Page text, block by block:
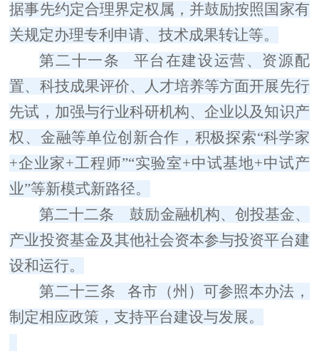
据事先约定合理界定权属，并鼓励按照国家有
关规定办理专利申请、技术成果转让等。
第二十一条
平台在建设运营、资源配
置、科技成果评价、人才培养等方面开展先行
先试，加强与行业科研机构、企业以及知识产
权、金融等单位创新合作，积极探索“科学家
+企业家+工程师”“实验室+中试基地+中试产
业”等新模式新路径。
第二十二条
鼓励金融机构、创投基金、
产业投资基金及其他社会资本参与投资平台建
设和运行。
第二十三条
各市（州）可参照本办法，
制定相应政策，支持平台建设与发展。